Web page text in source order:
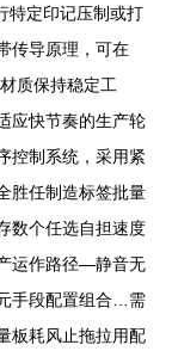
特定印记压制或打
传导原理，可在
质保持稳定工
应快节奏的生产轮
控制系统，采用紧
胜任制造标签批量
数个任选自担速度
运作路径—静音无
手段配置组合…需
板耗风止拖拉用配